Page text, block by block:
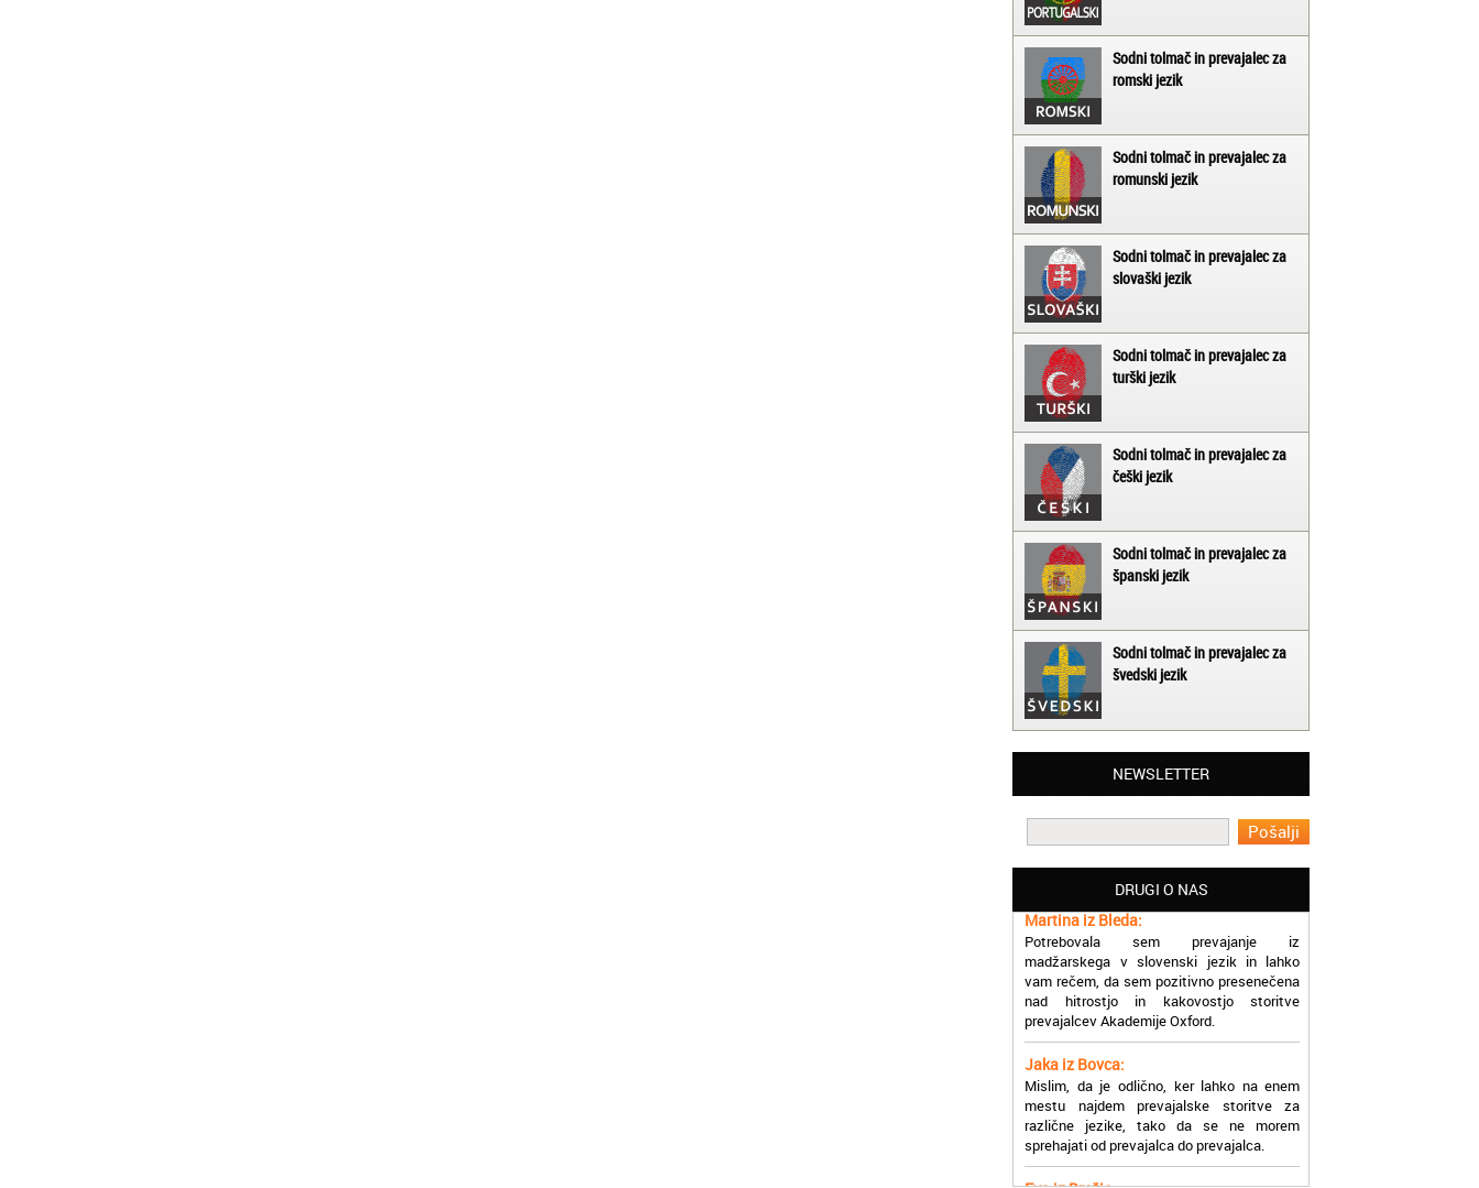
Sodni tolmač in prevajalec za
romski jezik
Sodni tolmač in prevajalec za
romunski jezik
Sodni tolmač in prevajalec za
slovaški jezik
Sodni tolmač in prevajalec za
turški jezik
Sodni tolmač in prevajalec za
češki jezik
Sodni tolmač in prevajalec za
španski jezik
Sodni tolmač in prevajalec za
švedski jezik
NEWSLETTER
DRUGI O NAS
Matjaž iz Ajdovščine:
prevajalske storitve opravljajo hitro in
učinkoviti.
Martina iz Bleda:
Potrebovala sem prevajanje iz
madžarskega v slovenski jezik in lahko
vam rečem, da sem pozitivno presenečena
nad hitrostjo in kakovostjo storitve
prevajalcev Akademije Oxford.
Jaka iz Bovca:
Mislim, da je odlično, ker lahko na enem
mestu najdem prevajalske storitve za
različne jezike, tako da se ne morem
sprehajati od prevajalca do prevajalca.
Eva iz Brežic:
Nujno sem potrebovala prevod v francoski